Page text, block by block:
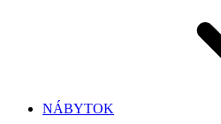
NÁBYTOK